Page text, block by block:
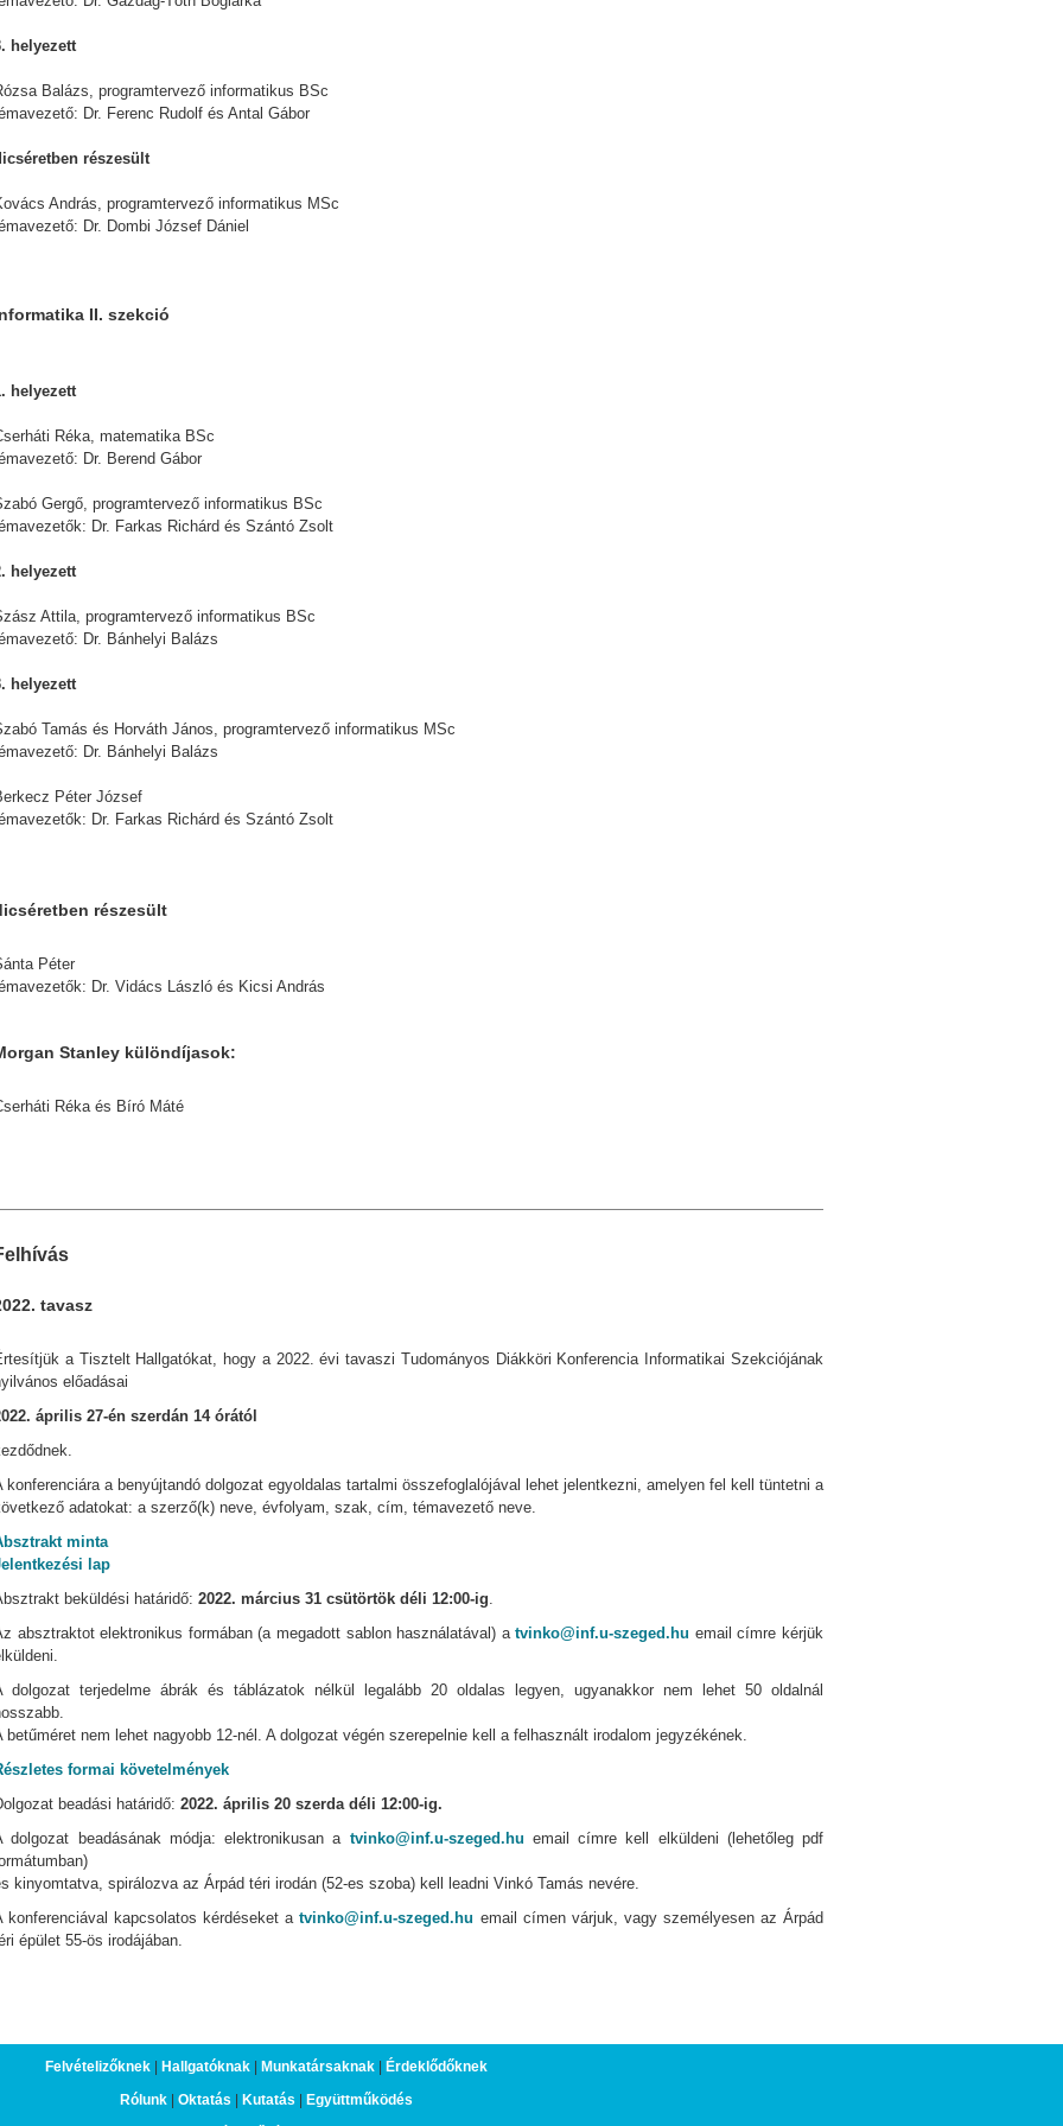
helyezett
Balázs, programtervező informatikus BSc
Dr. Ferenc Rudolf és Antal Gábor
részesült
András, programtervező informatikus MSc
Dr. Dombi József Dániel
II. szekció
helyezett
Réka, matematika BSc
Dr. Berend Gábor
Gergő, programtervező informatikus BSc
Dr. Farkas Richárd és Szántó Zsolt
helyezett
Attila, programtervező informatikus BSc
Dr. Bánhelyi Balázs
helyezett
Tamás és Horváth János, programtervező informatikus MSc
Dr. Bánhelyi Balázs
Péter József
Dr. Farkas Richárd és Szántó Zsolt
részesült
Péter
Dr. Vidács László és Kicsi András
Stanley különdíjasok:
Réka és Bíró Máté
tavasz
a Tisztelt Hallgatókat, hogy a 2022. évi tavaszi Tudományos Diákköri Konferencia Informatikai Szekciójának
előadásai
április 27-én szerdán 14 órától
konferenciára a benyújtandó dolgozat egyoldalas tartalmi összefoglalójával lehet jelentkezni, amelyen fel kell tüntetni a
adatokat: a szerző(k) neve, évfolyam, szak, cím, témavezető neve.
minta
lap
beküldési határidő: 2022. március 31 csütörtök déli 12:00-ig.
absztraktot elektronikus formában (a megadott sablon használatával) atvinko@inf.u-szeged.hu email címre kérjük
dolgozat terjedelme ábrák és táblázatok nélkül legalább 20 oldalas legyen, ugyanakkor nem lehet 50 oldalnál
betűméret nem lehet nagyobb 12-nél. A dolgozat végén szerepelnie kell a felhasznált irodalom jegyzékének.
formai követelmények
beadási határidő: 2022. április 20 szerda déli 12:00-ig.
dolgozat beadásának módja: elektronikusan a tvinko@inf.u-szeged.hu email címre kell elküldeni (lehetőleg pdf
kinyomtatva, spirálozva az Árpád téri irodán (52-es szoba) kell leadni Vinkó Tamás nevére.
konferenciával kapcsolatos kérdéseket atvinko@inf.u-szeged.hu email címen várjuk, vagy személyesen az Árpád
épület 55-ös irodájában.
Felvételizőknek| Hallgatóknak| Munkatársaknak|
Érdeklődőknek
Rólunk| Oktatás Kutatás
Együttműködés